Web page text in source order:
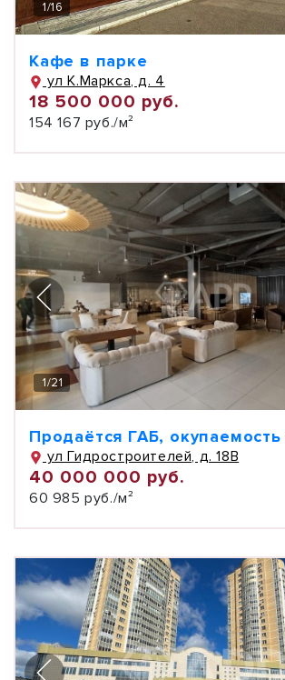
1/16
Кафе в парке
ул К.Маркса, д. 4
18 500 000 руб.
154 167 руб./м²
1/21
Продаётся ГАБ, окупаемость
ул Гидростроителей, д. 18В
40 000 000 руб.
60 985 руб./м²